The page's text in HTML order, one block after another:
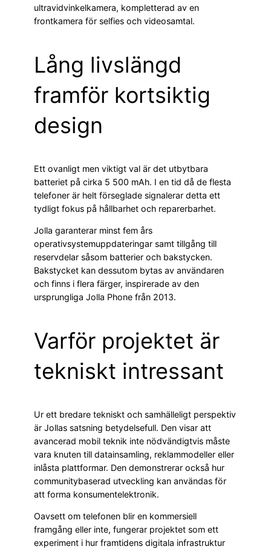
ultravidvinkelkamera, kompletterad av en
frontkamera för selfies och videosamtal.
Lång livslängd
framför kortsiktig
design
Ett ovanligt men viktigt val är det utbytbara
batteriet på cirka 5 500 mAh. I en tid då de flesta
telefoner är helt förseglade signalerar detta ett
tydligt fokus på hållbarhet och reparerbarhet.
Jolla garanterar minst fem års
operativsystemuppdateringar samt tillgång till
reservdelar såsom batterier och bakstycken.
Bakstycket kan dessutom bytas av användaren
och finns i flera färger, inspirerade av den
ursprungliga Jolla Phone från 2013.
Varför projektet är
tekniskt intressant
Ur ett bredare tekniskt och samhälleligt perspektiv
är Jollas satsning betydelsefull. Den visar att
avancerad mobil teknik inte nödvändigtvis måste
vara knuten till datainsamling, reklammodeller eller
inlåsta plattformar. Den demonstrerar också hur
communitybaserad utveckling kan användas för
att forma konsumentelektronik.
Oavsett om telefonen blir en kommersiell
framgång eller inte, fungerar projektet som ett
experiment i hur framtidens digitala infrastruktur